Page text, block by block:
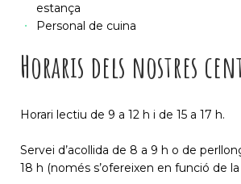
estança
Personal de cuina
Horaris dels nostres
Horari lectiu de 9 a 12 h i de 15 a 17 h.
Servei d’acollida de 8 a 9 h o de
18 h (només s’ofereixen en funció de